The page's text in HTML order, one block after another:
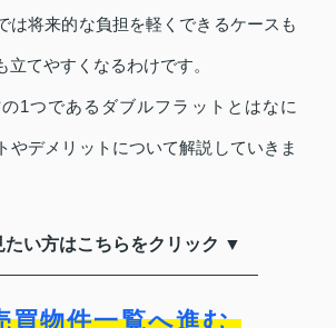
は将来的な負担を軽くできるケースも
立てやすくなるわけです。
1つであるダブルフラットとはなに
やデメリットについて解説していきま
い方はこちらをクリック ▼
買物件一覧へ進む